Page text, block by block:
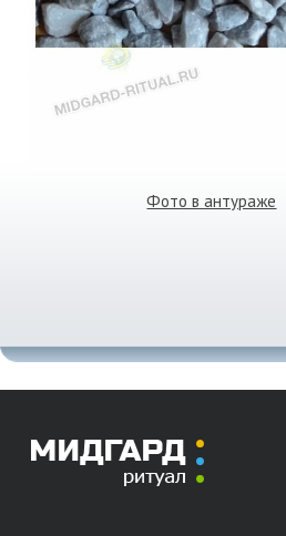
Фото в антураже